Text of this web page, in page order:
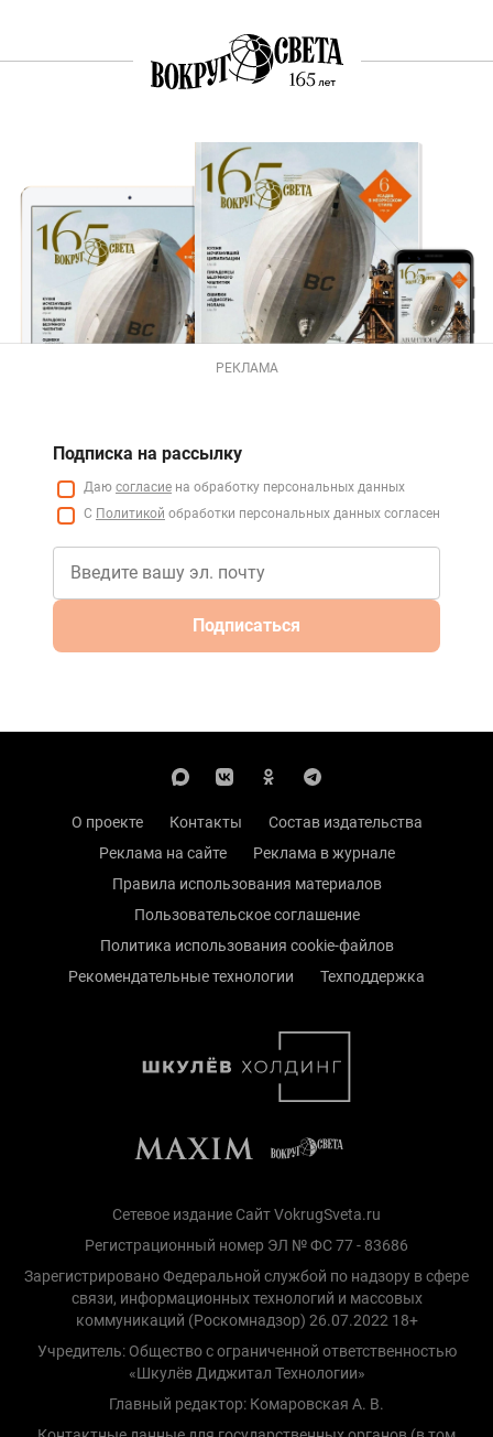
РЕКЛАМА
Подписка на рассылку
Даю согласие на обработку персональных данных
С Политикой обработки персональных данных согласен
Подписаться
О проекте Контакты
Состав издательства
Реклама на сайте
Реклама в журнале
Правила использования материалов
Пользовательское соглашение
Политика использования cookie-файлов
Рекомендательные технологии
Техподдержка
Сетевое издание Сайт VokrugSveta.ru
Регистрационный номер ЭЛ № ФС 77 - 83686
Зарегистрировано Федеральной службой по надзору в сфере
связи, информационных технологий и массовых
коммуникаций (Роскомнадзор) 26.07.2022 18+
Учредитель: Общество с ограниченной ответственностью
«Шкулёв Диджитал Технологии»
Главный редактор: Комаровская А. В.